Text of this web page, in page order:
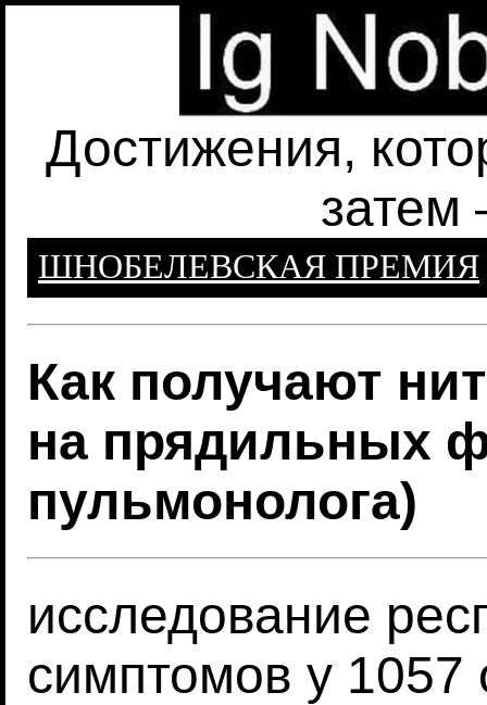
Достижения,
затем
ШНОБЕЛЕВСКАЯ ПРЕМИЯ
Как получают
на прядильных
пульмонолога)
исследование
симптомов у 1057